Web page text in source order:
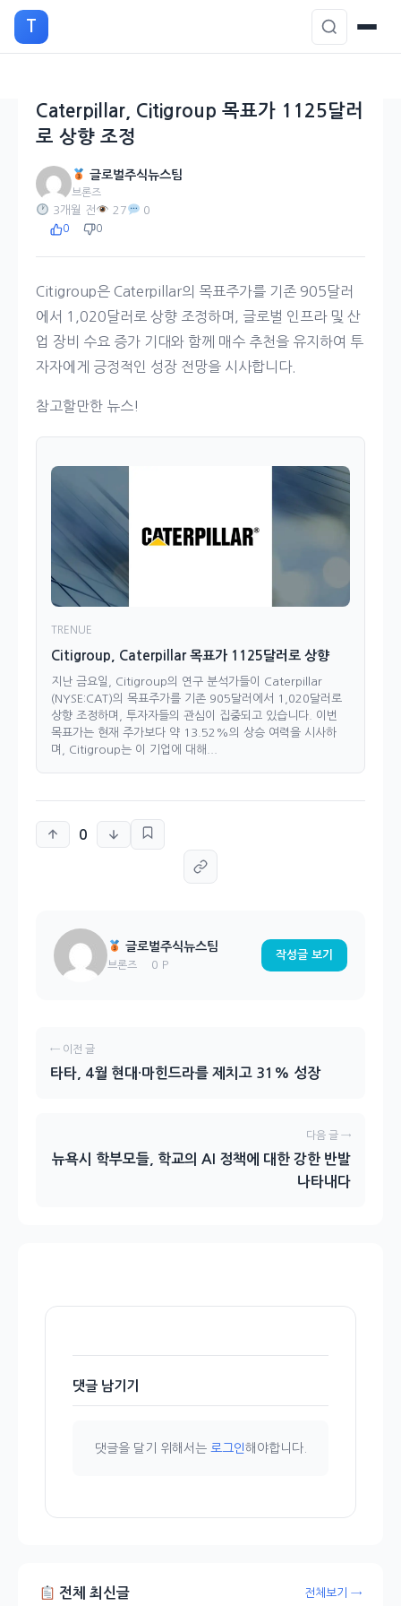
으
T
Caterpillar, Citigroup 목표가 1125달러
로 상향 조정
글로벌주식뉴스팀
브론즈
3개월 전 27 0
0 0
Citigroup은 Caterpillar의 목표주가를 기존 905달러
에서 1,020달러로 상향 조정하며, 글로벌 인프라 및 산
업 장비 수요 증가 기대와 함께 매수 추천을 유지하여 투
자자에게 긍정적인 성장 전망을 시사합니다.
참고할만한 뉴스!
TRENUE
Citigroup, Caterpillar 목표가 1125달러로 상향
지난 금요일, Citigroup의 연구 분석가들이 Caterpillar
(NYSE:CAT)의 목표주가를 기존 905달러에서 1,020달러로
상향 조정하며, 투자자들의 관심이 집중되고 있습니다. 이번
목표가는 현재 주가보다 약 13.52%의 상승 여력을 시사하
며, Citigroup는 이 기업에 대해...
0
글로벌주식뉴스팀
브론즈 0 P
작성글 보기
← 이전 글
타타, 4월 현대·마힌드라를 제치고 31% 성장
다음 글 →
뉴욕시 학부모들, 학교의 AI 정책에 대한 강한 반발
나타내다
댓글 남기기
댓글을 달기 위해서는 로그인해야합니다.
전체 최신글 전체보기 →